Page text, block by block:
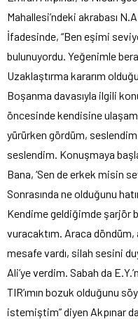
Mahallesi’ndeki akrabası
İfadesinde, “Ben eşimi
bulunuyordu. Yeğenimle
Uzaklaştırma kararım
Boşanma davasıyla ilgili
öncesinde kendisine
yürürken gördüm,
seslendim. Konuşmaya
Bana, ‘Sen de erkek misin
Sonrasında ne olduğunu
Kendime geldiğimde
vuracaktım. Araca döndüm,
mesafe vardı, silah sesini
Ali’ye verdim. Sabah da
TIR’ımın bozuk olduğunu
istemiştim” diyen Akpınar